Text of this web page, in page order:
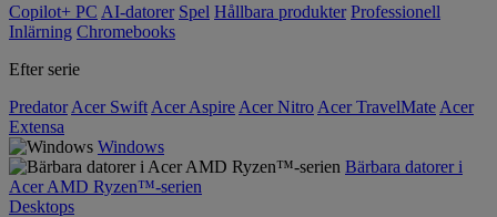
Copilot+ PC AI-datorer Spel Hållbara produkter Professionell
Inlärning Chromebooks
Efter serie
Predator Acer Swift Acer Aspire Acer Nitro Acer TravelMate Acer
Extensa
Windows
Bärbara datorer i
Acer AMD Ryzen™-serien
Desktops